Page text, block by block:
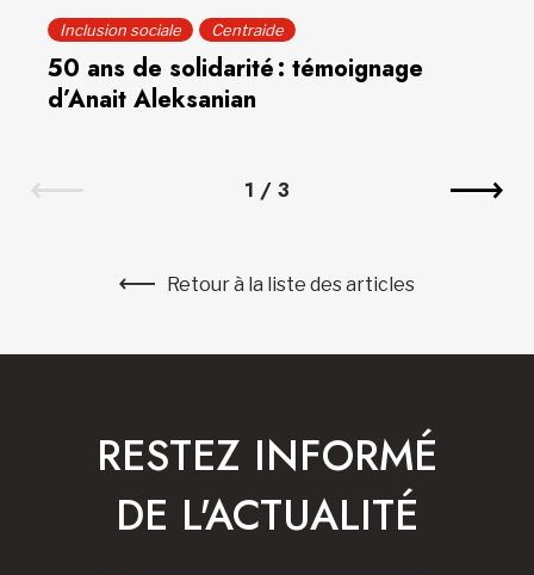
Inclusion sociale Centraide
50 ans de solidarité : témoignage
d’Anait Aleksanian
1 / 3
Retour à la liste des articles
RESTEZ INFORMÉ
DE L'ACTUALITÉ